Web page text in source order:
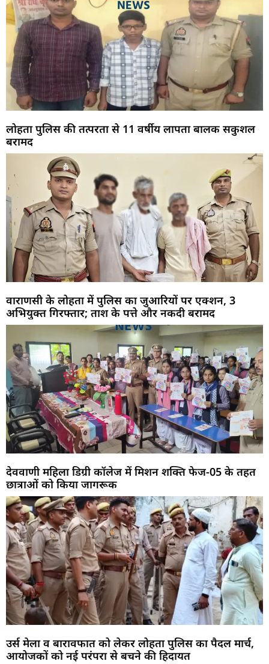
लोहता पुलिस की तत्परता से 11 वर्षीय लापता बालक सकुशल
बरामद
वाराणसी के लोहता में पुलिस का जुआरियों पर एक्शन, 3
अभियुक्त गिरफ्तार; ताश के पत्ते और नकदी बरामद
देववाणी महिला डिग्री कॉलेज में मिशन शक्ति फेज-05 के तहत
छात्राओं को किया जागरूक
उर्स मेला व बारावफात को लेकर लोहता पुलिस का पैदल मार्च,
आयोजकों को नई परंपरा से बचने की हिदायत